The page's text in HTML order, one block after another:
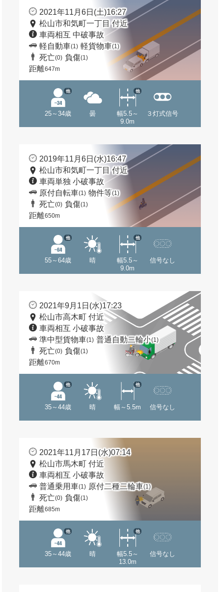
2021年11月6日(土)16:27
松山市和気町一丁目 付近
車両相互 中破事故
軽自動車(1) 軽貨物車(1)
死亡(0) 負傷(1)
距離647m
25～34歳
他
曇
幅5.5～
9.0m
他
３灯式信号
2019年11月6日(水)16:47
松山市和気町一丁目 付近
車両単独 小破事故
原付自転車(1) 物件等(1)
死亡(0) 負傷(1)
距離650m
55～64歳
他
晴
幅5.5～
9.0m
他
信号なし
2021年9月1日(水)17:23
松山市高木町 付近
車両相互 小破事故
準中型貨物車(1) 普通自動二輪小(1)
死亡(0) 負傷(1)
距離670m
35～44歳
他
晴 幅～5.5m
他
信号なし
2021年11月17日(水)07:14
松山市馬木町 付近
車両相互 小破事故
普通乗用車(1) 原付二種二輪車(1)
死亡(0) 負傷(1)
距離685m
35～44歳
他
晴
幅5.5～
13.0m
他
信号なし